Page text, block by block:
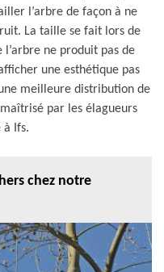
l’arbre de façon à ne
La taille se fait lors de
l’arbre ne produit pas de
une esthétique pas
meilleure distribution de
par les élagueurs
à Ifs.
chez notre